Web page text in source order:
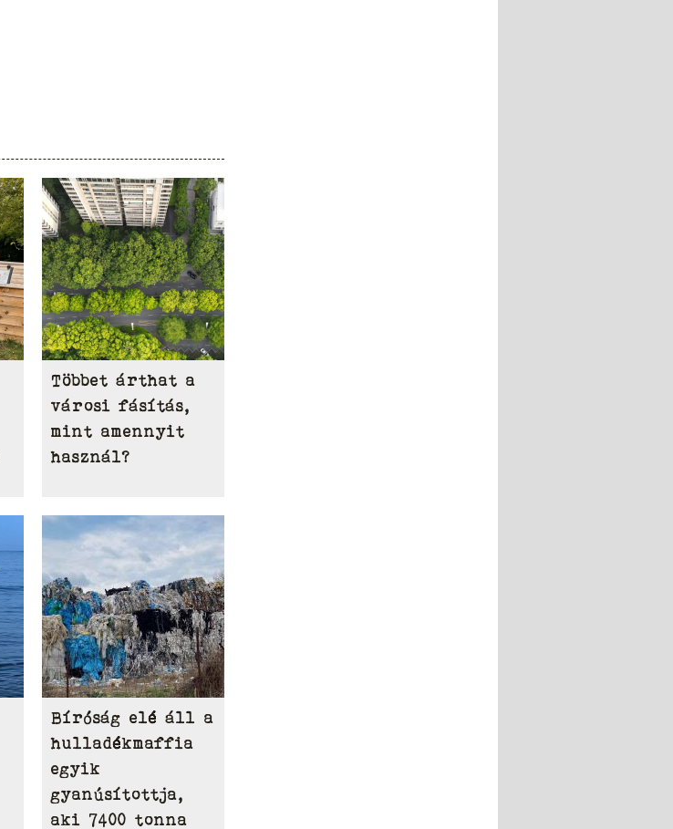
Többet árthat a
városi fásítás,
mint amennyit
használ?
Bíróság elé áll a
hulladékmaffia
egyik
gyanúsítottja,
aki 7400 tonna